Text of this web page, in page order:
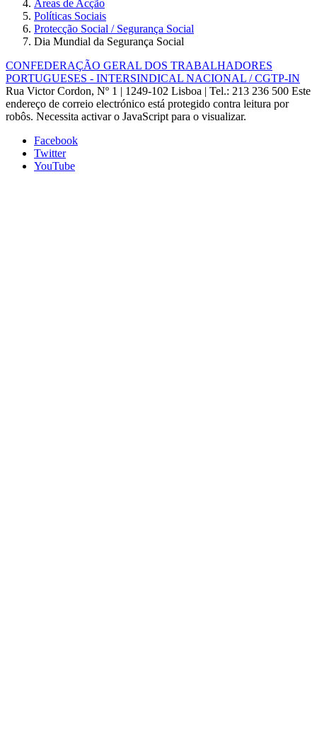
Áreas de Acção
Políticas Sociais
Protecção Social / Segurança Social
Dia Mundial da Segurança Social
CONFEDERAÇÃO GERAL DOS TRABALHADORES
PORTUGUESES - INTERSINDICAL NACIONAL / CGTP-IN
Rua Victor Cordon, Nº 1 | 1249-102 Lisboa | Tel.: 213 236 500 Este
endereço de correio electrónico está protegido contra leitura por
robôs. Necessita activar o JavaScript para o visualizar.
Facebook
Twitter
YouTube